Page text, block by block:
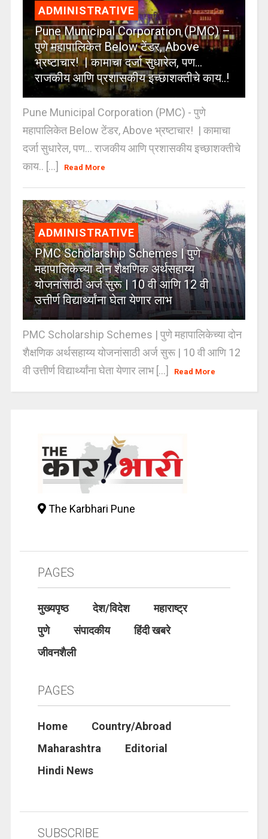
ADMINISTRATIVE
Pune Municipal Corporation (PMC) –
पुणे महापालिकेत Below टेंडर, Above
भ्रष्टाचार! | कामाचा दर्जा सुधारेल, पण…
राजकीय आणि प्रशासकीय इच्छाशक्तीचे काय..!
Pune Municipal Corporation (PMC) - पुणे
महापालिकेत Below टेंडर, Above भ्रष्टाचार! | कामाचा
दर्जा सुधारेल, पण… राजकीय आणि प्रशासकीय इच्छाशक्तीचे
काय.. [...]
Read More
ADMINISTRATIVE
PMC Scholarship Schemes | पुणे
महापालिकेच्या दोन शैक्षणिक अर्थसहाय्य
योजनांसाठी अर्ज सुरू | 10 वी आणि 12 वी
उत्तीर्ण विद्यार्थ्यांना घेता येणार लाभ
PMC Scholarship Schemes | पुणे महापालिकेच्या दोन
शैक्षणिक अर्थसहाय्य योजनांसाठी अर्ज सुरू | 10 वी आणि 12
वी उत्तीर्ण विद्यार्थ्यांना घेता येणार लाभ [...]
Read More
The Karbhari Pune
PAGES
मुख्यपृष्ठ देश/विदेश
महाराष्ट्र
पुणे
संपादकीय
हिंदी खबरे
जीवनशैली
PAGES
Home
Country/Abroad
Maharashtra
Editorial
Hindi News
SUBSCRIBE